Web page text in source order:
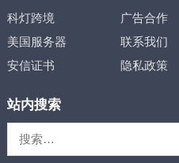
科灯跨境 广告合作
美国服务器
联系我们
安信证书
隐私政策
站内搜索